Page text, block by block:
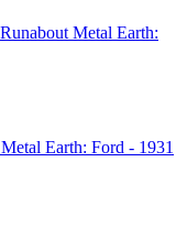
Metal Earth:
Metal Earth: Ford - 1931